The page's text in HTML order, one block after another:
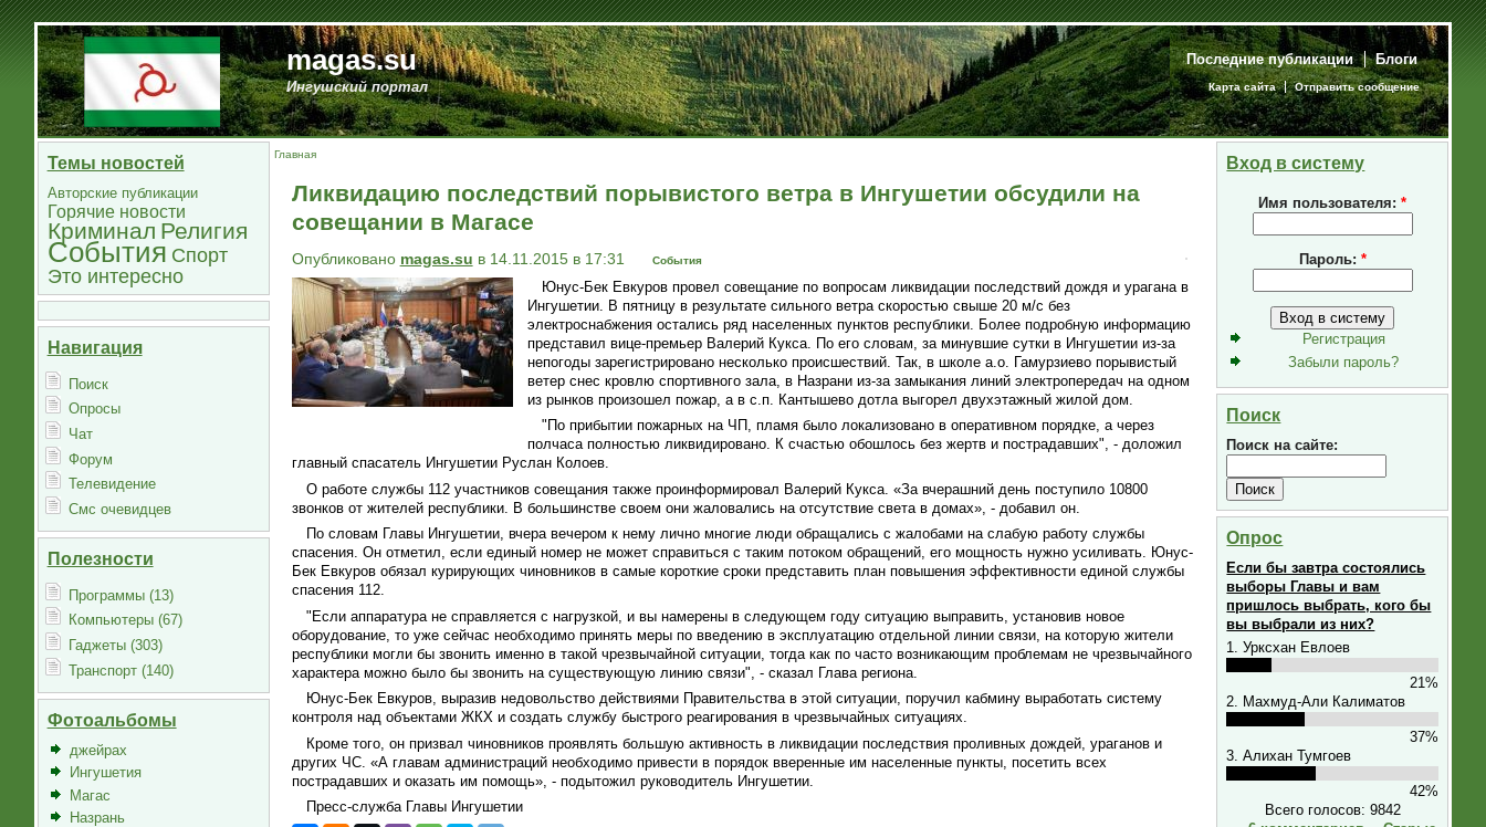
magas.su
Ингушский портал
Последние публикации Блоги
Карта сайта Отправить сообщение
Темы новостей
Авторские публикации
Горячие новости
Криминал Религия
События Спорт
Это интересно
Навигация
Поиск
Опросы
Чат
Форум
Телевидение
Смс очевидцев
Полезности
Программы (13)
Компьютеры (67)
Гаджеты (303)
Транспорт (140)
Фотоальбомы
джейрах
Ингушетия
Магас
Назрань
Главная
Ликвидацию последствий порывистого ветра в Ингушетии обсудили на
совещании в Магасе
Опубликовано magas.su в 14.11.2015 в 17:31 События
Юнус-Бек Евкуров провел совещание по вопросам ликвидации последствий дождя и урагана в
Ингушетии. В пятницу в результате сильного ветра скоростью свыше 20 м/с без
электроснабжения остались ряд населенных пунктов республики. Более подробную информацию
представил вице-премьер Валерий Кукса. По его словам, за минувшие сутки в Ингушетии из-за
непогоды зарегистрировано несколько происшествий. Так, в школе а.о. Гамурзиево порывистый
ветер снес кровлю спортивного зала, в Назрани из-за замыкания линий электропередач на одном
из рынков произошел пожар, а в с.п. Кантышево дотла выгорел двухэтажный жилой дом.
"По прибытии пожарных на ЧП, пламя было локализовано в оперативном порядке, а через
полчаса полностью ликвидировано. К счастью обошлось без жертв и пострадавших", - доложил
главный спасатель Ингушетии Руслан Колоев.
О работе службы 112 участников совещания также проинформировал Валерий Кукса. «За вчерашний день поступило 10800
звонков от жителей республики. В большинстве своем они жаловались на отсутствие света в домах», - добавил он.
По словам Главы Ингушетии, вчера вечером к нему лично многие люди обращались с жалобами на слабую работу службы
спасения. Он отметил, если единый номер не может справиться с таким потоком обращений, его мощность нужно усиливать. Юнус-
Бек Евкуров обязал курирующих чиновников в самые короткие сроки представить план повышения эффективности единой службы
спасения 112.
"Если аппаратура не справляется с нагрузкой, и вы намерены в следующем году ситуацию выправить, установив новое
оборудование, то уже сейчас необходимо принять меры по введению в эксплуатацию отдельной линии связи, на которую жители
республики могли бы звонить именно в такой чрезвычайной ситуации, тогда как по часто возникающим проблемам не чрезвычайного
характера можно было бы звонить на существующую линию связи", - сказал Глава региона.
Юнус-Бек Евкуров, выразив недовольство действиями Правительства в этой ситуации, поручил кабмину выработать систему
контроля над объектами ЖКХ и создать службу быстрого реагирования в чрезвычайных ситуациях.
Кроме того, он призвал чиновников проявлять большую активность в ликвидации последствия проливных дождей, ураганов и
других ЧС. «А главам администраций необходимо привести в порядок вверенные им населенные пункты, посетить всех
пострадавших и оказать им помощь», - подытожил руководитель Ингушетии.
Пресс-служба Главы Ингушетии
Вход в систему
Имя пользователя:*
Пароль: *
Регистрация
Забыли пароль?
Поиск
Поиск на сайте:
Опрос
Если бы завтра состоялись
выборы Главы и вам
пришлось выбрать, кого бы
вы выбрали из них?
1. Урксхан Евлоев
21%
2. Махмуд-Али Калиматов
37%
3. Алихан Тумгоев
42%
Всего голосов: 9842